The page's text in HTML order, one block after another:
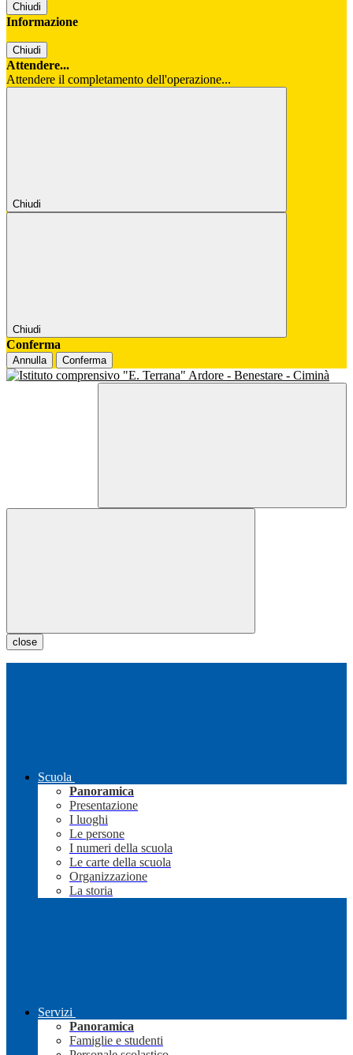
Chiudi
Informazione
Chiudi
Attendere...
Attendere il completamento dell'operazione...
Chiudi
Chiudi
Conferma
Annulla Conferma
close
Scuola
Panoramica
Presentazione
I luoghi
Le persone
I numeri della scuola
Le carte della scuola
Organizzazione
La storia
Servizi
Panoramica
Famiglie e studenti